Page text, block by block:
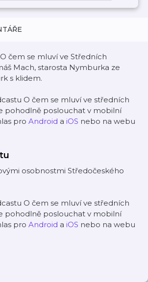
čem se mluví ve Středních
Mach, starosta Nymburka ze
s klidem.
O čem se mluví ve středních
pohodlně poslouchat v mobilní
pro Android a iOS nebo na webu
osobnostmi Středočeského
O čem se mluví ve středních
pohodlně poslouchat v mobilní
pro Android a iOS nebo na webu